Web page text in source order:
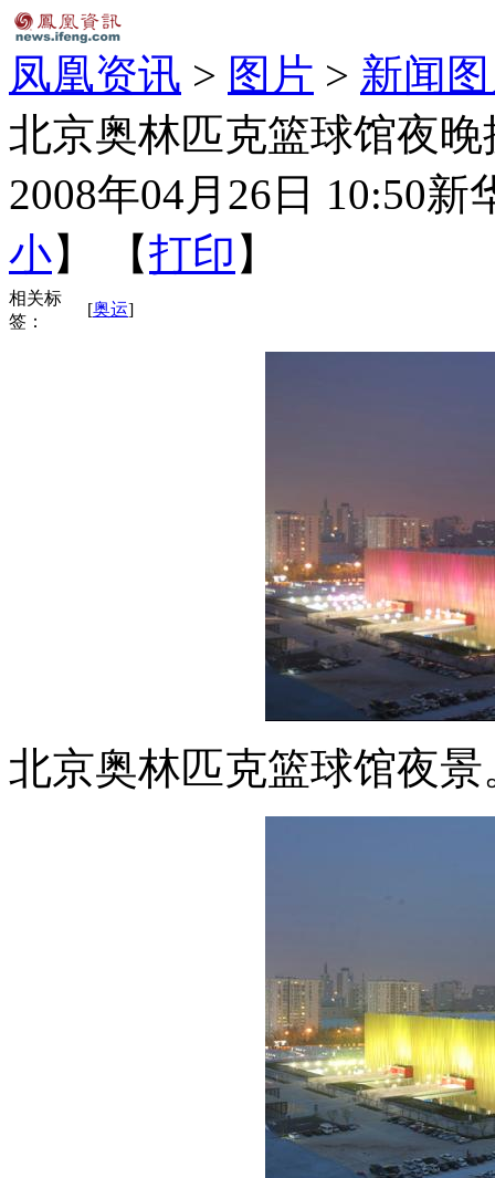
凤凰资讯 > 图片 > 新闻
北京奥林匹克篮球馆夜晚
2008年04月26日 10:50新
小】 【打印 】
相关标
签：
[奥运]
北京奥林匹克篮球馆夜